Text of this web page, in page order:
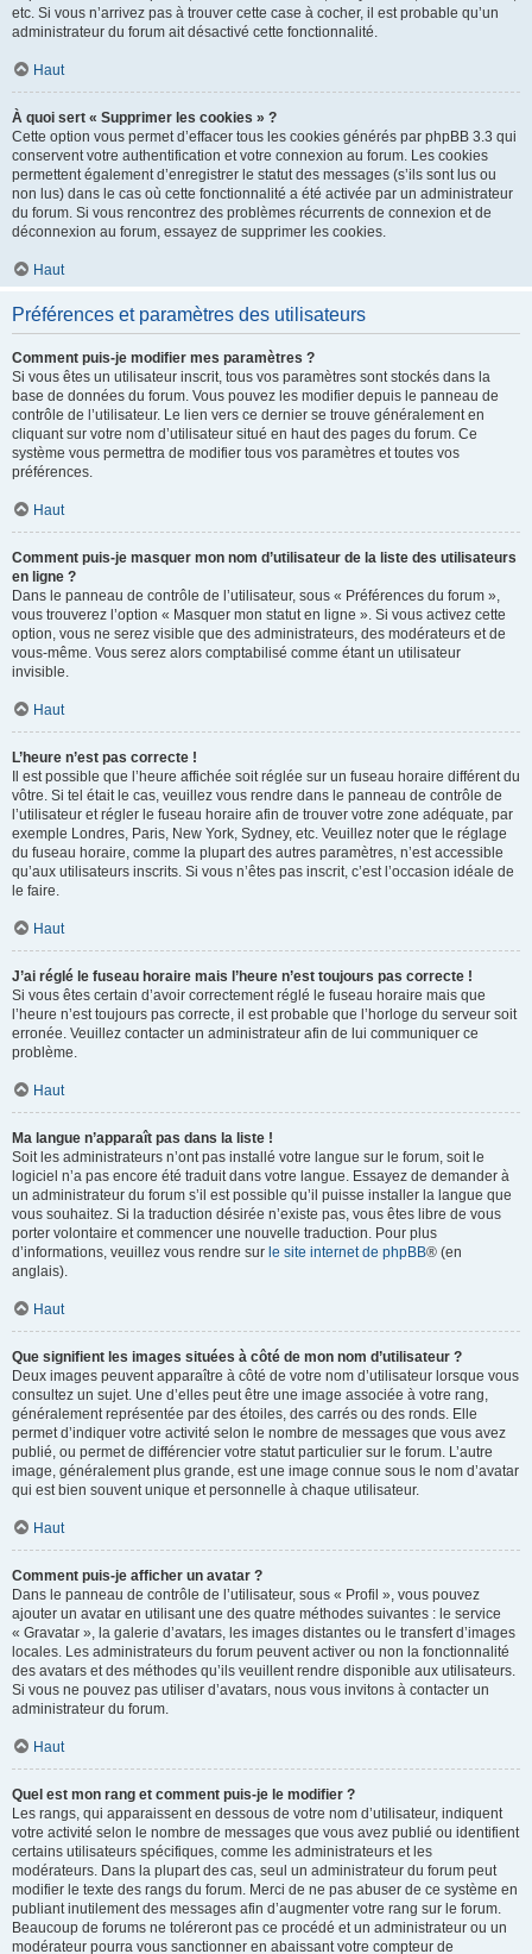
etc. Si vous n’arrivez pas à trouver cette case à cocher, il est probable qu’un
administrateur du forum ait désactivé cette fonctionnalité.
Haut
À quoi sert « Supprimer les cookies » ?
Cette option vous permet d’effacer tous les cookies générés par phpBB 3.3 qui
conservent votre authentification et votre connexion au forum. Les cookies
permettent également d’enregistrer le statut des messages (s’ils sont lus ou
non lus) dans le cas où cette fonctionnalité a été activée par un administrateur
du forum. Si vous rencontrez des problèmes récurrents de connexion et de
déconnexion au forum, essayez de supprimer les cookies.
Haut
Préférences et paramètres des utilisateurs
Comment puis-je modifier mes paramètres ?
Si vous êtes un utilisateur inscrit, tous vos paramètres sont stockés dans la
base de données du forum. Vous pouvez les modifier depuis le panneau de
contrôle de l’utilisateur. Le lien vers ce dernier se trouve généralement en
cliquant sur votre nom d’utilisateur situé en haut des pages du forum. Ce
système vous permettra de modifier tous vos paramètres et toutes vos
préférences.
Haut
Comment puis-je masquer mon nom d’utilisateur de la liste des utilisateurs
en ligne ?
Dans le panneau de contrôle de l’utilisateur, sous « Préférences du forum »,
vous trouverez l’option « Masquer mon statut en ligne ». Si vous activez cette
option, vous ne serez visible que des administrateurs, des modérateurs et de
vous-même. Vous serez alors comptabilisé comme étant un utilisateur
invisible.
Haut
L’heure n’est pas correcte !
Il est possible que l’heure affichée soit réglée sur un fuseau horaire différent du
vôtre. Si tel était le cas, veuillez vous rendre dans le panneau de contrôle de
l’utilisateur et régler le fuseau horaire afin de trouver votre zone adéquate, par
exemple Londres, Paris, New York, Sydney, etc. Veuillez noter que le réglage
du fuseau horaire, comme la plupart des autres paramètres, n’est accessible
qu’aux utilisateurs inscrits. Si vous n’êtes pas inscrit, c’est l’occasion idéale de
le faire.
Haut
J’ai réglé le fuseau horaire mais l’heure n’est toujours pas correcte !
Si vous êtes certain d’avoir correctement réglé le fuseau horaire mais que
l’heure n’est toujours pas correcte, il est probable que l’horloge du serveur soit
erronée. Veuillez contacter un administrateur afin de lui communiquer ce
problème.
Haut
Ma langue n’apparaît pas dans la liste !
Soit les administrateurs n’ont pas installé votre langue sur le forum, soit le
logiciel n’a pas encore été traduit dans votre langue. Essayez de demander à
un administrateur du forum s’il est possible qu’il puisse installer la langue que
vous souhaitez. Si la traduction désirée n’existe pas, vous êtes libre de vous
porter volontaire et commencer une nouvelle traduction. Pour plus
d’informations, veuillez vous rendre sur le site internet de phpBB® (en
anglais).
Haut
Que signifient les images situées à côté de mon nom d’utilisateur ?
Deux images peuvent apparaître à côté de votre nom d’utilisateur lorsque vous
consultez un sujet. Une d’elles peut être une image associée à votre rang,
généralement représentée par des étoiles, des carrés ou des ronds. Elle
permet d’indiquer votre activité selon le nombre de messages que vous avez
publié, ou permet de différencier votre statut particulier sur le forum. L’autre
image, généralement plus grande, est une image connue sous le nom d’avatar
qui est bien souvent unique et personnelle à chaque utilisateur.
Haut
Comment puis-je afficher un avatar ?
Dans le panneau de contrôle de l’utilisateur, sous « Profil », vous pouvez
ajouter un avatar en utilisant une des quatre méthodes suivantes : le service
« Gravatar », la galerie d’avatars, les images distantes ou le transfert d’images
locales. Les administrateurs du forum peuvent activer ou non la fonctionnalité
des avatars et des méthodes qu’ils veuillent rendre disponible aux utilisateurs.
Si vous ne pouvez pas utiliser d’avatars, nous vous invitons à contacter un
administrateur du forum.
Haut
Quel est mon rang et comment puis-je le modifier ?
Les rangs, qui apparaissent en dessous de votre nom d’utilisateur, indiquent
votre activité selon le nombre de messages que vous avez publié ou identifient
certains utilisateurs spécifiques, comme les administrateurs et les
modérateurs. Dans la plupart des cas, seul un administrateur du forum peut
modifier le texte des rangs du forum. Merci de ne pas abuser de ce système en
publiant inutilement des messages afin d’augmenter votre rang sur le forum.
Beaucoup de forums ne toléreront pas ce procédé et un administrateur ou un
modérateur pourra vous sanctionner en abaissant votre compteur de